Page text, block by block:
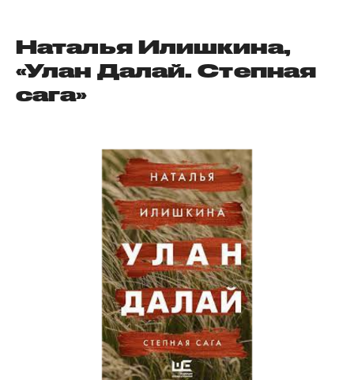
Наталья Илишкина,
«Улан Далай. Степная
сага»